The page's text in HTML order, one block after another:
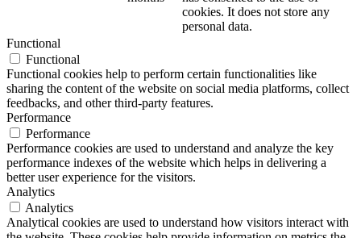
cookies. It does not store any
personal data.
Functional
Functional
Functional cookies help to perform certain functionalities like
sharing the content of the website on social media platforms, collect
feedbacks, and other third-party features.
Performance
Performance
Performance cookies are used to understand and analyze the key
performance indexes of the website which helps in delivering a
better user experience for the visitors.
Analytics
Analytics
Analytical cookies are used to understand how visitors interact with